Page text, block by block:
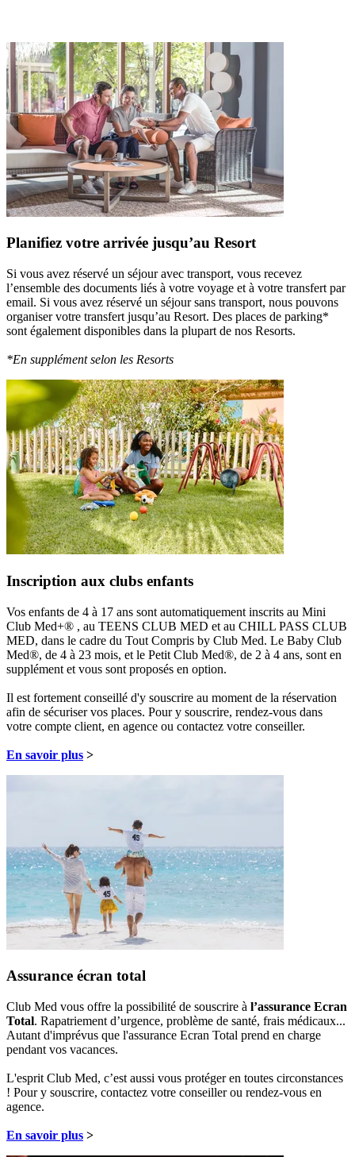
Planifiez votre arrivée jusqu’au Resort
Si vous avez réservé un séjour avec transport, vous recevez
l’ensemble des documents liés à votre voyage et à votre transfert par
email. Si vous avez réservé un séjour sans transport, nous pouvons
organiser votre transfert jusqu’au Resort. Des places de parking*
sont également disponibles dans la plupart de nos Resorts.
*En supplément selon les Resorts
Inscription aux clubs enfants
Vos enfants de 4 à 17 ans sont automatiquement inscrits au Mini
Club Med+® , au TEENS CLUB MED et au CHILL PASS CLUB
MED, dans le cadre du Tout Compris by Club Med. Le Baby Club
Med®, de 4 à 23 mois, et le Petit Club Med®, de 2 à 4 ans, sont en
supplément et vous sont proposés en option.
Il est fortement conseillé d'y souscrire au moment de la réservation
afin de sécuriser vos places. Pour y souscrire, rendez-vous dans
votre compte client, en agence ou contactez votre conseiller.
En savoir plus >
Assurance écran total
Club Med vous offre la possibilité de souscrire à l’assurance Ecran
Total. Rapatriement d’urgence, problème de santé, frais médicaux...
Autant d'imprévus que l'assurance Ecran Total prend en charge
pendant vos vacances.
L'esprit Club Med, c’est aussi vous protéger en toutes circonstances
! Pour y souscrire, contactez votre conseiller ou rendez-vous en
agence.
En savoir plus >